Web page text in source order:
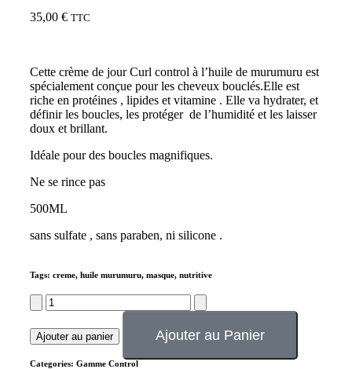
35,00 € TTC
Cette crème de jour Curl control à l’huile de murumuru est
spécialement conçue pour les cheveux bouclés.Elle est
riche en protéines , lipides et vitamine . Elle va hydrater, et
définir les boucles, les protéger de l’humidité et les laisser
doux et brillant.
Idéale pour des boucles magnifiques.
Ne se rince pas
500ML
sans sulfate , sans paraben, ni silicone .
Tags: creme, huile murumuru, masque, nutritive
Ajouter au panier Ajouter au Panier
Categories: Gamme Control